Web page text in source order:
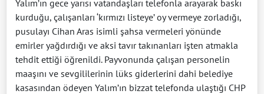
Yalım’ın gece yarısı vatandaşları telefonla arayarak baskı
kurduğu, çalışanları ‘kırmızı listeye’ oy vermeye zorladığı,
pusulayı Cihan Aras isimli şahsa vermeleri yönünde
emirler yağdırdığı ve aksi tavır takınanları işten atmakla
tehdit ettiği öğrenildi. Payvonunda çalışan personelin
maaşını ve sevgililerinin lüks giderlerini dahi belediye
kasasından ödeyen Yalım’ın bizzat telefonda ulaştığı CHP